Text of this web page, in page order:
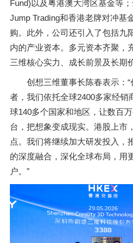
Fund)以及粤港澳大湾区基金等
Jump Trading和香港老牌对冲基
购。此外，公司还引入了包括九
内的产业资本。多元资本齐聚，
三维核心实力、成长前景及长期
创想三维董事长陈春表示：
者，我们依托全球2400多家经销
球140多个国家和地区，让数百
台，把想象变成现实。港股上市
点。我们将继续加大研发投入，
的深度融合，深化全球布局，用
户。”